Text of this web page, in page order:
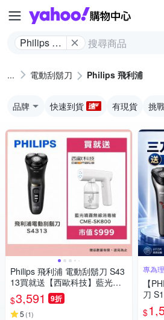
Philips 飛
電動刮鬍刀 Philips 飛利浦
品牌 快速到貨 有現貨 挑
Philips 飛利浦 電動刮鬍刀 S43
13買就送【西歐科技】藍光噴
霧無線消毒槍CME-SK800
$3,591 9折
5 (1)
專為
【
刀
$